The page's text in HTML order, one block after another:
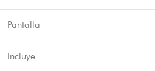
Pantalla
Incluye